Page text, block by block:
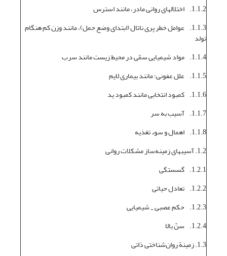
1.1.2. اختلالهای روانی مادر، مانند استرس
1.1.3. عوامل خطر پری ناتال (ابتدای وضع حمل)، مانند وزن کم هنگام
تولد
1.1.4. مواد شیمیایی سمّی در محیط زیست مانند سرب
1.1.5. علل عفونی؛ مانند بیماری لایم
1.1.6. کمبود انتخابی مانند کمبود ید
1.1.7. آسیب به سر
1.1.8. اهمال و سوء تغذیه
1.2. آسیبهای زمینه‌ساز مشکلات روانی
1.2.1. گسستگی
1.2.2. تعادل حیاتی
1.2.3. حکم عصبی
-شیمیایی
1.2.4. سنّ بالا
1.3. زمینة روان‌شناختی ذاتی